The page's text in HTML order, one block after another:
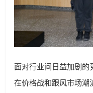
面对行业间日益加剧的
在价格战和跟风市场潮